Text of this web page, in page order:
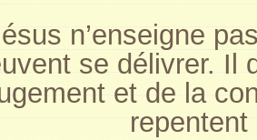
n’enseigne
se délivrer. Il
et de la